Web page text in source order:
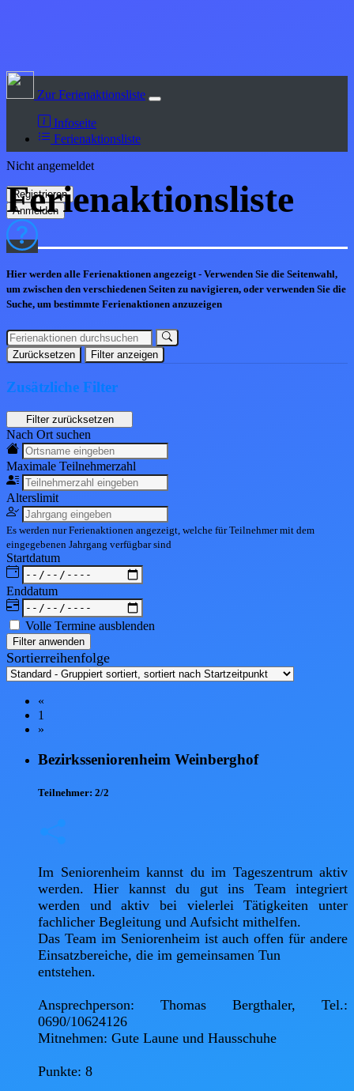
Zur Ferienaktionsliste
Infoseite
Ferienaktionsliste
Nicht angemeldet
Ferienaktionsliste
Hier werden alle Ferienaktionen angezeigt - Verwenden Sie die Seitenwahl,
um zwischen den verschiedenen Seiten zu navigieren, oder verwenden Sie die
Suche, um bestimmte Ferienaktionen anzuzeigen
Zurücksetzen Filter anzeigen
Zusätzliche Filter
Nach Ort suchen
Maximale Teilnehmerzahl
Alterslimit
Es werden nur Ferienaktionen angezeigt, welche für Teilnehmer mit dem
eingegebenen Jahrgang verfügbar sind
Startdatum
Enddatum
Volle Termine ausblenden
Filter anwenden
Sortierreihenfolge
«
1
»
Bezirksseniorenheim Weinberghof
Teilnehmer: 2/2
Im Seniorenheim kannst du im Tageszentrum aktiv
werden. Hier kannst du gut ins Team integriert
werden und aktiv bei vielerlei Tätigkeiten unter
fachlicher Begleitung und Aufsicht mithelfen.
Das Team im Seniorenheim ist auch offen für andere
Einsatzbereiche, die im gemeinsamen Tun
entstehen.
Ansprechperson: Thomas Bergthaler, Tel.:
0690/10624126
Mitnehmen: Gute Laune und Hausschuhe
Punkte: 8